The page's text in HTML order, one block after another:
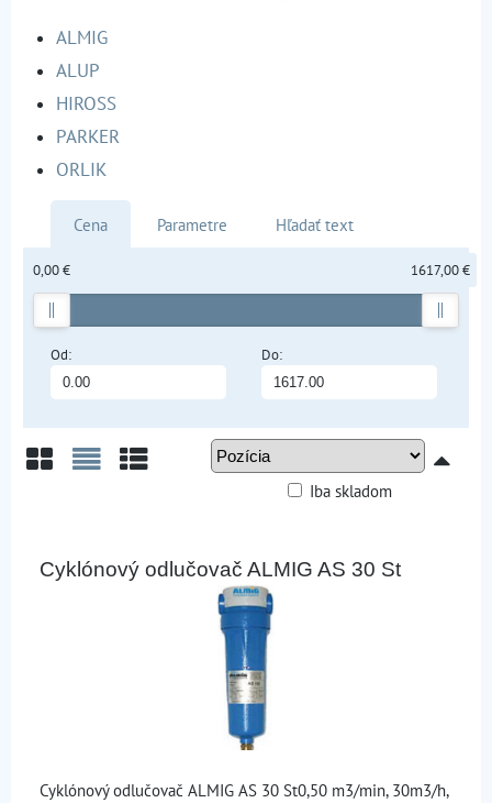
ALMIG
ALUP
HIROSS
PARKER
ORLIK
Cena Parametre Hľadať text
Od: Do:
0,00 € 1617,00 €
Iba skladom
Cyklónový odlučovač ALMIG AS 30 St
Cyklónový odlučovač ALMIG AS 30 St0,50 m3/min, 30m3/h,